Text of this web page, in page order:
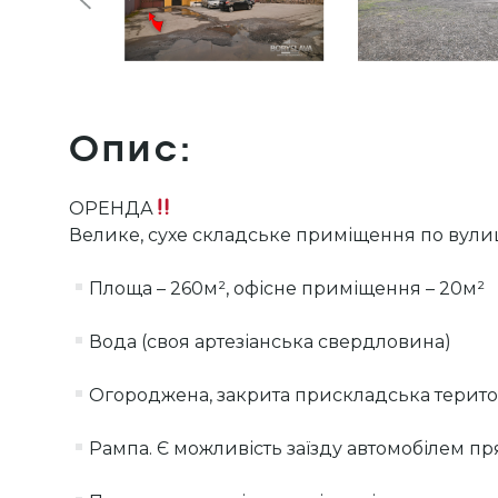
Опис:
ОРЕНДА
Велике, сухе складське приміщення по
Площа – 260м², офісне приміщення – 20м²
Вода (своя артезіанська свердловина)
Огороджена, закрита прискладська
Рампа. Є можливість заїзду автомобілем